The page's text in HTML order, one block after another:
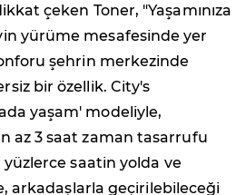
çeken Toner, "Yaşamınıza
yürüme mesafesinde yer
şehrin merkezinde
bir özellik. City's
yaşam' modeliyle,
az 3 saat zaman tasarrufu
yüzlerce saatin yolda ve
arkadaşlarla geçirilebileceği